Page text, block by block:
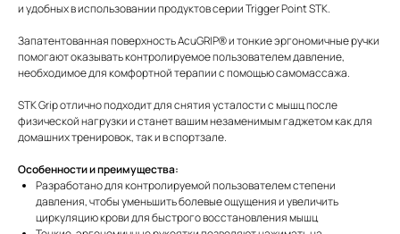
и удобных в использовании продуктов серии Trigger Point STK.
Запатентованная поверхность AcuGRIP® и тонкие эргономичные ручки
помогают оказывать контролируемое пользователем давление,
необходимое для комфортной терапии с помощью самомассажа.
STK Grip отлично подходит для снятия усталости с мышц после
физической нагрузки и станет вашим незаменимым гаджетом как для
домашних тренировок, так и в спортзале.
Особенности и преимущества:
Разработано для контролируемой пользователем степени
давления, чтобы уменьшить болевые ощущения и увеличить
циркуляцию крови для быстрого восстановления мышц